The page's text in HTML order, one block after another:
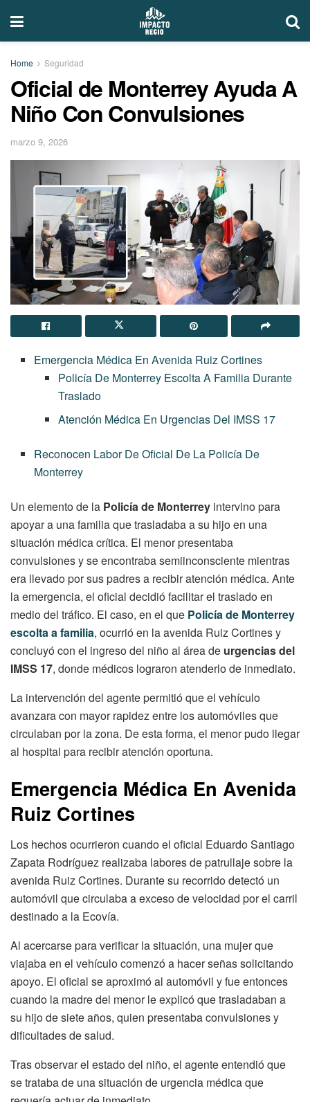
Home Seguridad
Oficial de Monterrey Ayuda A
Niño Con Convulsiones
marzo 9, 2026
Emergencia Médica En Avenida Ruiz Cortines
Policía De Monterrey Escolta A Familia Durante
Traslado
Atención Médica En Urgencias Del IMSS 17
Reconocen Labor De Oficial De La Policía De
Monterrey
Un elemento de la Policía de Monterrey intervino para
apoyar a una familia que trasladaba a su hijo en una
situación médica crítica. El menor presentaba
convulsiones y se encontraba semiinconsciente mientras
era llevado por sus padres a recibir atención médica. Ante
la emergencia, el oficial decidió facilitar el traslado en
medio del tráfico. El caso, en el que Policía de Monterrey
escolta a familia, ocurrió en la avenida Ruiz Cortines y
concluyó con el ingreso del niño al área de urgencias del
IMSS 17, donde médicos lograron atenderlo de inmediato.
La intervención del agente permitió que el vehículo
avanzara con mayor rapidez entre los automóviles que
circulaban por la zona. De esta forma, el menor pudo llegar
al hospital para recibir atención oportuna.
Emergencia Médica En Avenida
Ruiz Cortines
Los hechos ocurrieron cuando el oficial Eduardo Santiago
Zapata Rodríguez realizaba labores de patrullaje sobre la
avenida Ruiz Cortines. Durante su recorrido detectó un
automóvil que circulaba a exceso de velocidad por el carril
destinado a la Ecovía.
Al acercarse para verificar la situación, una mujer que
viajaba en el vehículo comenzó a hacer señas solicitando
apoyo. El oficial se aproximó al automóvil y fue entonces
cuando la madre del menor le explicó que trasladaban a
su hijo de siete años, quien presentaba convulsiones y
dificultades de salud.
Tras observar el estado del niño, el agente entendió que
se trataba de una situación de urgencia médica que